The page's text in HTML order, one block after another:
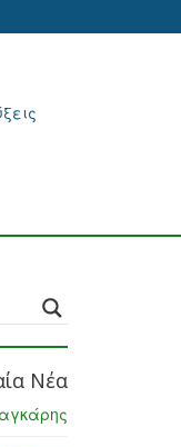
Νέα